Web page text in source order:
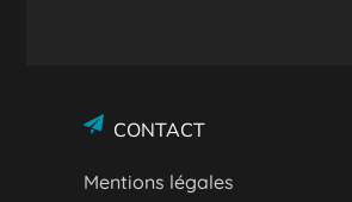
CONTACT
Mentions légales